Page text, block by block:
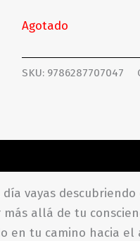
Agotado
SKU: 9786287707047
vayas
allá de tu
en tu camino hacia el